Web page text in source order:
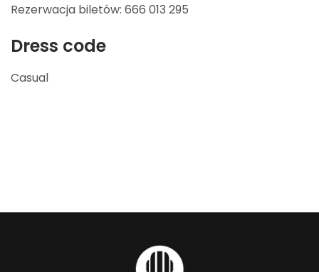
Rezerwacja biletów: 666 013 295
Dress code
Casual